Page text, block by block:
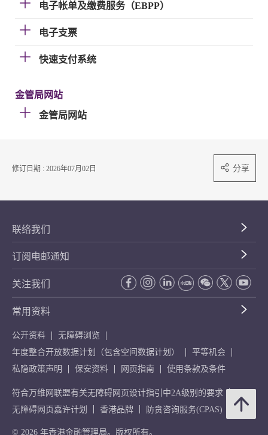
电子帐单及缴费服务（EBPP）
电子支票
快速支付系统
金管局网站
金管局网站
修订日期 : 2026年07月02日 分享
联络我们
订阅电邮通知
关注我们
常用资料
公开资料
无障碍浏览
年度整合开放数据计划（包含空间数据计划）
平等机会
私隐政策声明
保安资料 网页指南 使用条款及条件
符合万维网联盟有关无障碍网页设计指引中2A级别的要求
无障碍网页嘉许计划
香港品牌 防贪咨询服务(CPAS)
© 2026 年香港金融管理局。版权所有。